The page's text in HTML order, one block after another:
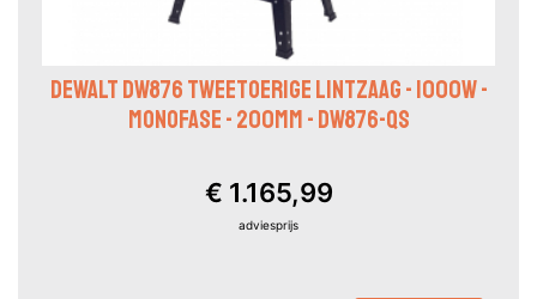
DEWALT DW876 TWEETOERIGE LINTZAAG - 1000W -
MONOFASE - 200MM - DW876-QS
€ 1.165,99
adviesprijs